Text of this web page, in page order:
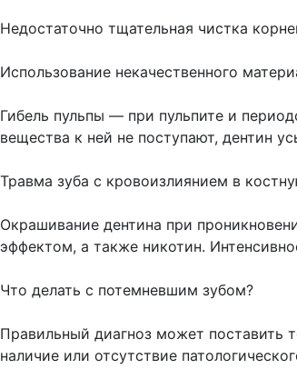
Недостаточно тщательная чистка
Использование некачественного
Гибель пульпы — при пульпите и
вещества к ней не поступают, дентин
Травма зуба с кровоизлиянием в
Окрашивание дентина при
эффектом, а также никотин.
Что делать с потемневшим зубом?
Правильный диагноз может поставить
наличие или отсутствие